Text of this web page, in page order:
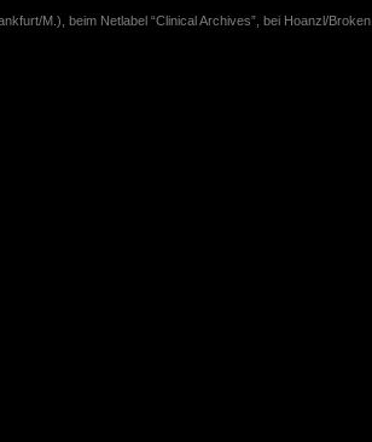
M.), beim Netlabel “Clinical Archives”, bei Hoanzl/Broken